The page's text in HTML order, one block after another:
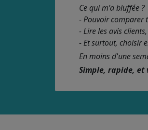
Ce qui m'a bluffée ?
- Pouvoir comparer
- Lire les avis clients,
- Et surtout, choisir
En moins d'une
Simple, rapide,